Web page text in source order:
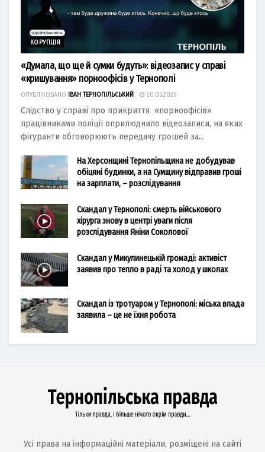
КОРУПЦІЯ
«Думала, що ще й сумки будуть»: відеозапис у справі
«кришування» порноофісів у Тернополі
ОПУБЛІКОВАНО ІВАН ТЕРНОПІЛЬСЬКИЙ 20.05.2026
Слідство у справі про прикриття «порноофісів»
працівниками поліції оприлюднило відеозаписи, на яких
фігуранти обговорюють передачу грошей за...
На Херсонщині Тернопільщина не добудував
обіцяні будинки, а на Сумщину відправив гроші
на зарплати, – розслідування
Скандал у Тернополі: смерть військового
хірурга знову в центрі уваги після
розслідування Яніни Соколової
Скандал у Микулинецькій громаді: активіст
заявив про тепло в раді та холод у школах
Скандал із тротуаром у Тернополі: міська влада
заявила – це не їхня робота
Усі права на інформаційні матеріали, розміщені на сайті